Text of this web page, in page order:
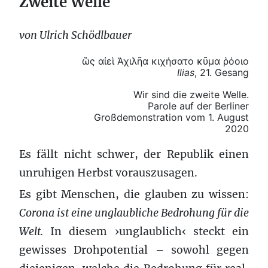
von Ulrich Schödlbauer
ὣς αἰεὶ Ἀχιλῆα κιχήσατο κῦμα ῥόοιο
Ilias, 21. Gesang
Wir sind die zweite Welle.
Parole auf der Berliner
Großdemonstration vom 1. August
2020
Es fällt nicht schwer, der Republik einen
unruhigen Herbst vorauszusagen.
Es gibt Menschen, die glauben zu wissen:
Corona ist eine unglaubliche Bedrohung für die
Welt. In diesem ›unglaublich‹ steckt ein
gewisses Drohpotential – sowohl gegen